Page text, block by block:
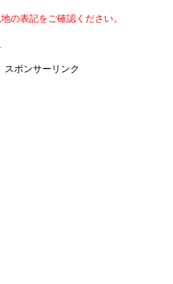
の表記をご確認ください。
スポンサーリンク